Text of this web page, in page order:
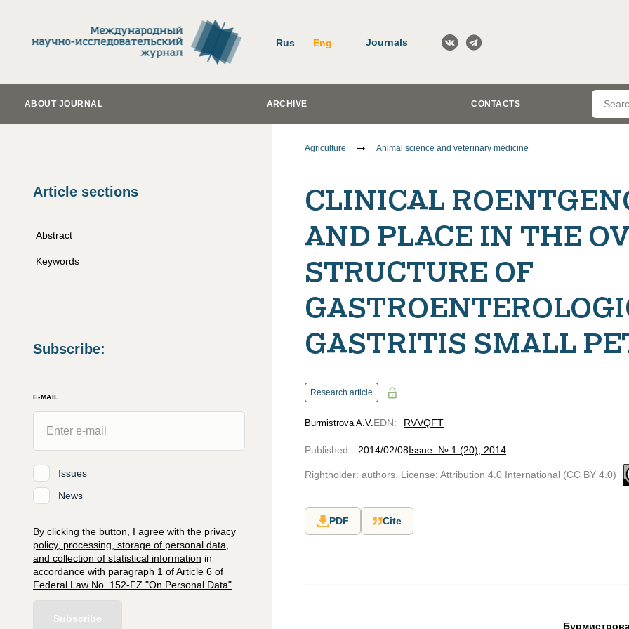
Rus Eng Journals
ABOUT JOURNAL ARCHIVE CONTACTS
Article sections
Abstract
Keywords
Subscribe:
E-MAIL
Issues
News
By clicking the button, I agree with the privacy
policy, processing, storage of personal data,
and collection of statistical information in
accordance with paragraph 1 of Article 6 of
Federal Law No. 152-FZ "On Personal Data"
Subscribe
Agriculture Animal science and veterinary medicine
CLINICAL
AND PLACE IN THE
STRUCTURE OF
GASTRITIS SMALL
Research article
Burmistrova A.V. EDN: RVVQFT
Published: 2014/02/08Issue: № 1 (20), 2014
Rightholder: authors. License: Attribution 4.0 International (CC BY 4.0)
PDF Cite